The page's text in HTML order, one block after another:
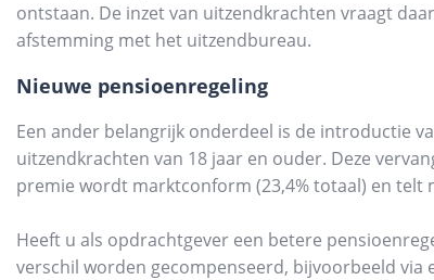
ontstaan. De inzet van uitzendkrachten vraagt
afstemming met het uitzendbureau.
Nieuwe pensioenregeling
Een ander belangrijk onderdeel is de introductie
uitzendkrachten van 18 jaar en ouder. Deze
premie wordt marktconform (23,4% totaal) en telt
Heeft u als opdrachtgever een betere
verschil worden gecompenseerd, bijvoorbeeld via